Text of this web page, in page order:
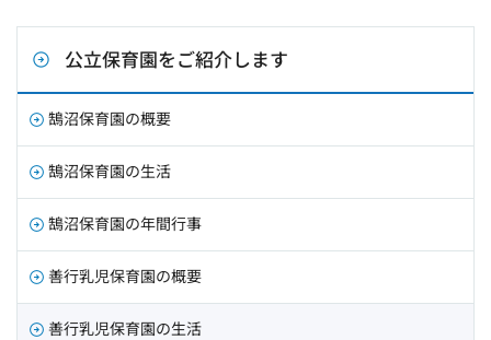
公立保育園をご紹介します
鵠沼保育園の概要
鵠沼保育園の生活
鵠沼保育園の年間行事
善行乳児保育園の概要
善行乳児保育園の生活